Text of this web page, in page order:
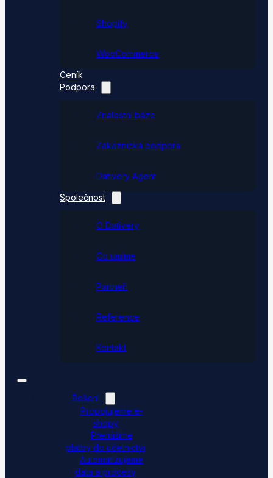
Shopify
WooCommerce
Ceník
Podpora
Znalostní báze
Zákaznická podpora
Dativery Agent
Společnost
O Dativery
Co umíme
Partneři
Reference
Kontakt
Řešení
Propojujeme e-
shopy
Přenášíme
platby do účetnictví
Automatizujeme
data a procesy